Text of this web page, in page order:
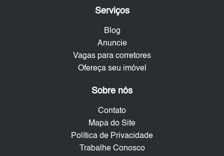
Serviços
Blog
Anuncie
Vagas para corretores
Ofereça seu imóvel
Sobre nós
Contato
Mapa do Site
Política de Privacidade
Trabalhe Conosco